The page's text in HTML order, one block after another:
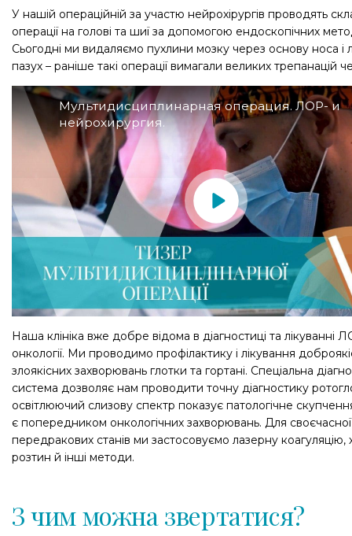
У нашій операційній за участю нейрохірургів проводять
операції на голові та шиї за допомогою ендоскопічних
Сьогодні ми видаляємо пухлини мозку через основу носа і
пазух – раніше такі операції вимагали великих трепанацій
Мультидисциплинарная операция. ЛОР- и
нейрохирургия.
Наша клініка вже добре відома в діагностиці та лікуванні
онкології. Ми проводимо профілактику і лікування
злоякісних захворювань глотки та гортані. Спеціальна
система дозволяє нам проводити точну діагностику
освітлюючий слизову спектр показує патологічне
є попередником онкологічних захворювань. Для своєчасної
передракових станів ми застосовуємо лазерну коагуляцію,
розтин й інші методи.
З чим можна звертатися?